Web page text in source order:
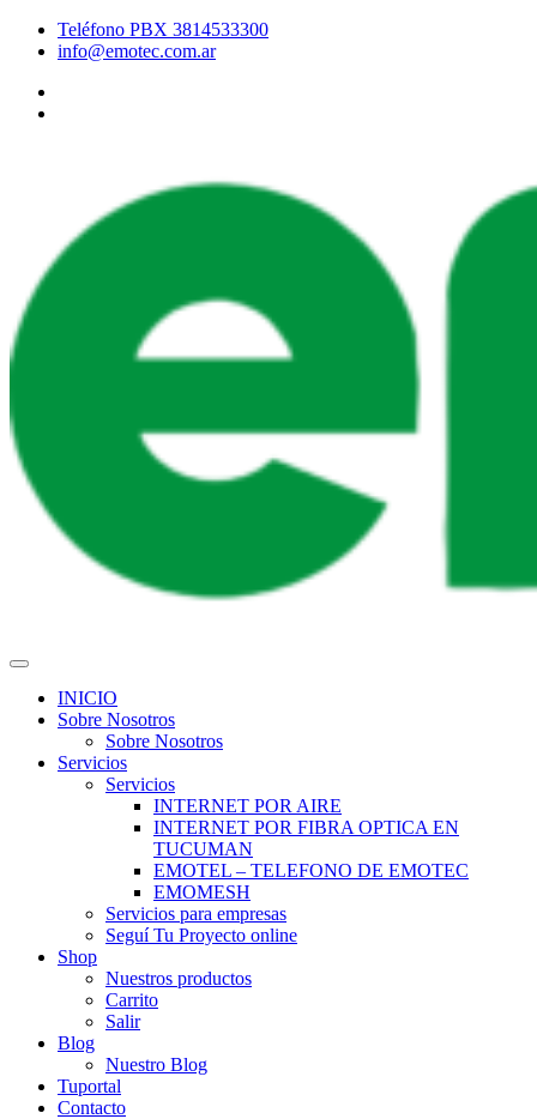
Teléfono PBX 3814533300
info@emotec.com.ar
INICIO
Sobre Nosotros
Sobre Nosotros
Servicios
Servicios
INTERNET POR AIRE
INTERNET POR FIBRA OPTICA EN
TUCUMAN
EMOTEL – TELEFONO DE EMOTEC
EMOMESH
Servicios para empresas
Seguí Tu Proyecto online
Shop
Nuestros productos
Carrito
Salir
Blog
Nuestro Blog
Tuportal
Contacto